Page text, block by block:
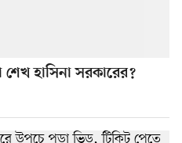
হাসিনা সরকারের?